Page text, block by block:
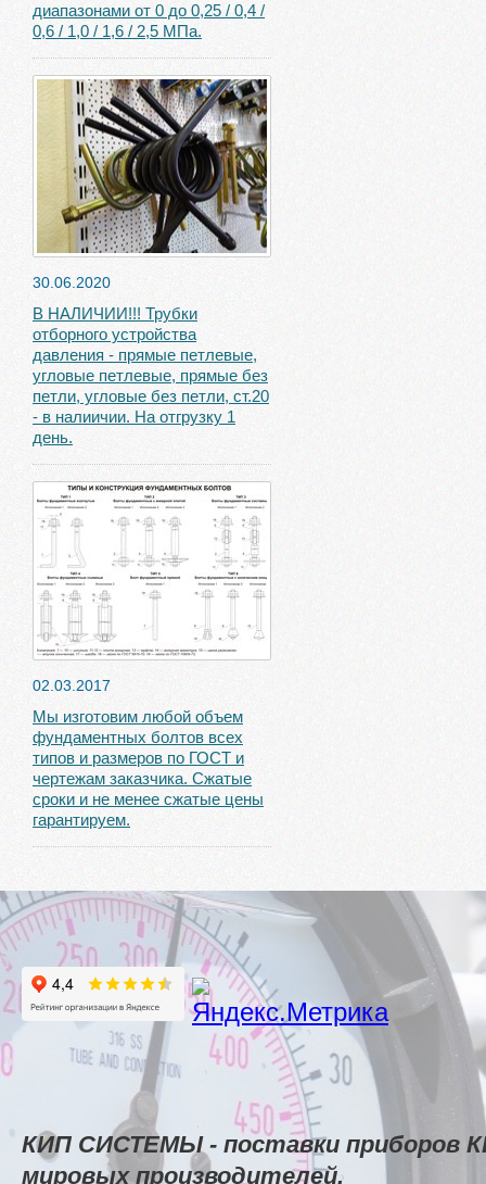
диапазонами от 0 до 0,25 / 0,4 /
0,6 / 1,0 / 1,6 / 2,5 МПа.
30.06.2020
В НАЛИЧИИ!!! Трубки
отборного устройства
давления - прямые петлевые,
угловые петлевые, прямые без
петли, угловые без петли, ст.20
- в налиичии. На отгрузку 1
день.
02.03.2017
Мы изготовим любой объем
фундаментных болтов всех
типов и размеров по ГОСТ и
чертежам заказчика. Сжатые
сроки и не менее сжатые цены
гарантируем.
КИП СИСТЕМЫ - поставки приборов
мировых производителей.